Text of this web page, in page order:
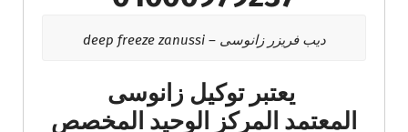
ديب فريزر زانوسى – deep freeze zanussi
يعتبر توكيل زانوسى
المعتمد المركز الوحيد المخصص